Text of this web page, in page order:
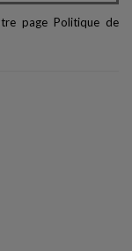
page Politique de